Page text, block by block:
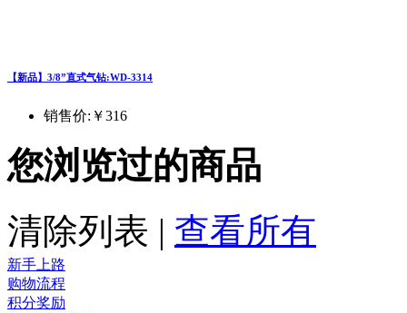
【新品】3/8”直式气钻:WD-3314
销售价: ￥316
您浏览过的商品
清除列表 | 查看所有
新手上路
购物流程
积分奖励